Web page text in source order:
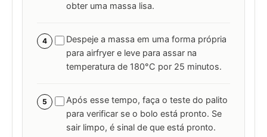
obter uma massa lisa.
4
Despeje a massa em uma forma própria
para airfryer e leve para assar na
temperatura de 180°C por 25 minutos.
5
Após esse tempo, faça o teste do palito
para verificar se o bolo está pronto. Se
sair limpo, é sinal de que está pronto.